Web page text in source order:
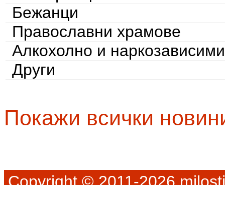
Бежанци
Православни храмове
Алкохолно и наркозависими
Други
Покажи всички
Copyright © 2011-2026